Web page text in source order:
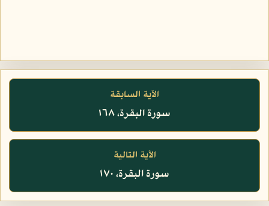
الآية السابقة
سورة البقرة، ١٦٨
الآية التالية
سورة البقرة، ١٧٠